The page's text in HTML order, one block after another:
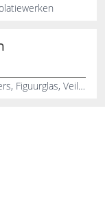
Glasherstellingen, Glaswerken, Glazenmakers, Figuurglas, Veiligheidsglas, Ramen, Deuren, Veranda's